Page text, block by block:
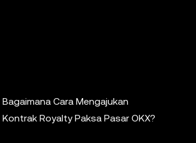
Bagaimana Cara Mengajukan
Kontrak Royalty Paksa Pasar OKX?